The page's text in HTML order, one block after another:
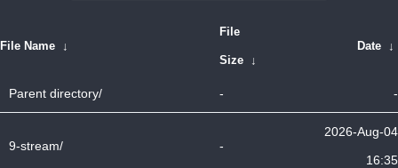
File Name ↓
File
Size ↓
Date ↓
Parent directory/ - -
9-stream/ -
2026-Aug-04
16:35